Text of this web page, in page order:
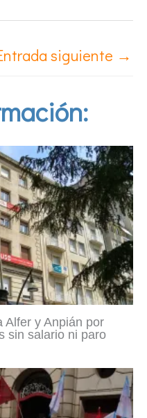
siguiente →
Alfer y Anpián por
sin salario ni paro